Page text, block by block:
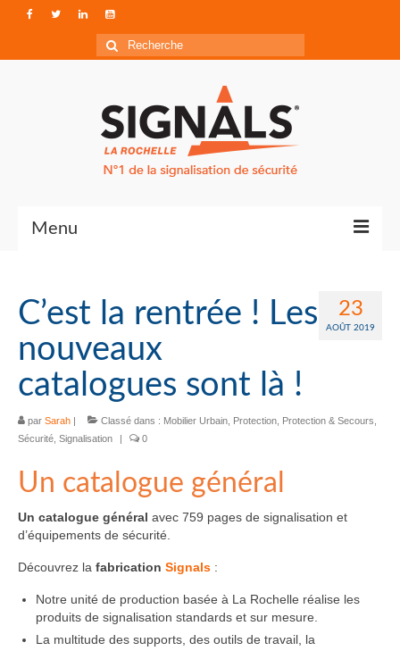
Rechercher
:
Menu
Qui sommes-nous ?
Accéder à Signals
23
AOÛT 2019
C’est la rentrée ! Les
nouveaux
catalogues sont là !
par Sarah | Classé dans : Mobilier Urbain Protection Protection & Secours
Sécurité Signalisation | 0
Un catalogue général
Un catalogue général avec 759 pages de signalisation et
d’équipements de sécurité.
Découvrez la fabrication Signals :
Notre unité de production basée à La Rochelle réalise les
produits de signalisation standards et sur mesure.
La multitude des supports, des outils de travail, la